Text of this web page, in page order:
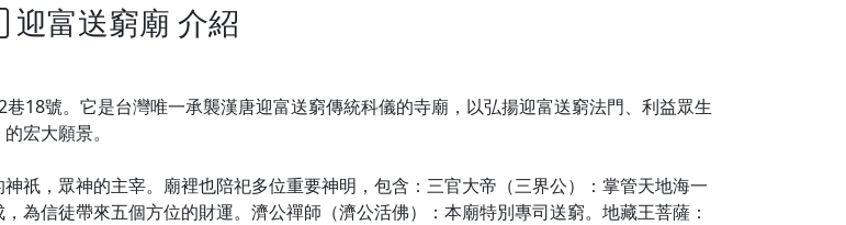
迎富送窮廟 介紹
18號。它是台灣唯一承襲漢唐迎富送窮傳統科儀的寺廟，以弘揚迎富送窮法門、利益眾生
宏大願景。
祇，眾神的主宰。廟裡也陪祀多位重要神明，包含：三官大帝（三界公）：掌管天地海一
為信徒帶來五個方位的財運。濟公禪師（濟公活佛）：本廟特別專司送窮。地藏王菩薩：